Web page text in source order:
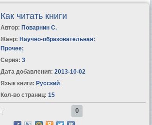
Как читать книги
Автор: Поварнин С.
Жанр: Научно-образовательная:
Прочее;
Серия: 3
Дата добавления: 2013-10-02
Язык книги: Русский
Кол-во страниц: 15
0